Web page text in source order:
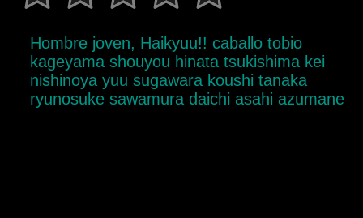
Hombre joven, Haikyuu!! caballo tobio
kageyama shouyou hinata tsukishima kei
nishinoya yuu sugawara koushi tanaka
ryunosuke sawamura daichi asahi azumane